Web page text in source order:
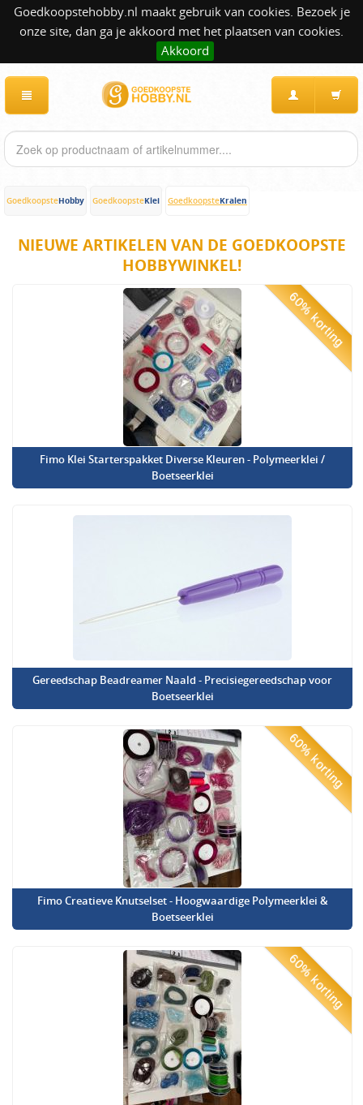
Goedkoopstehobby.nl maakt gebruik van cookies. Bezoek je
onze site, dan ga je akkoord met het plaatsen van cookies.
Akkoord
GoedkoopsteHobby GoedkoopsteKlei GoedkoopsteKralen
NIEUWE ARTIKELEN VAN DE GOEDKOOPSTE
HOBBYWINKEL!
60% korting
Fimo Klei Starterspakket Diverse Kleuren - Polymeerklei /
Boetseerklei
Gereedschap Beadreamer Naald - Precisiegereedschap voor
Boetseerklei
60% korting
Fimo Creatieve Knutselset - Hoogwaardige Polymeerklei &
Boetseerklei
60% korting